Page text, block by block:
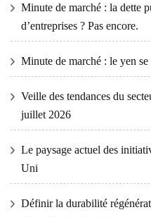
Minute de marché : la dette
d’entreprises ? Pas encore.
Minute de marché : le yen
Veille des tendances du
juillet 2026
Le paysage actuel des
Uni
Définir la durabilité